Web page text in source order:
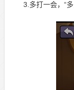
3.多打一会，“